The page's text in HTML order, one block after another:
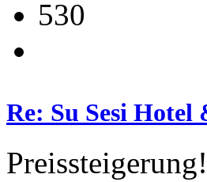
530
Re: Su Sesi